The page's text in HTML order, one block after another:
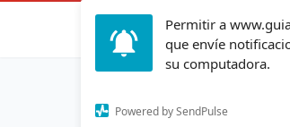
Permitir a
que envíe
su computadora.
Powered by SendPulse